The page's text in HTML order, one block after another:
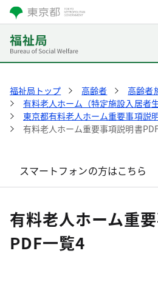
福祉局トップ 高齢者
高齢者
有料老人ホーム（特定施設入居者生
東京都有料老人ホーム重要事項説
有料老人ホーム重要事項説明書
スマートフォンの方はこちら
有料老人ホーム重
PDF一覧4